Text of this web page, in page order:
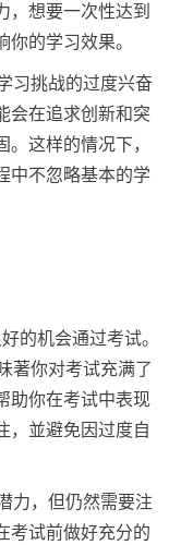
，想要一次性达到
的学习效果。
习挑战的过度兴奋
会在追求创新和突
这样的情况下，
中不忽略基本的学
的机会通过考试。
著你对考试充满了
助你在考试中表现
，並避免因过度自
力，但仍然需要注
考试前做好充分的